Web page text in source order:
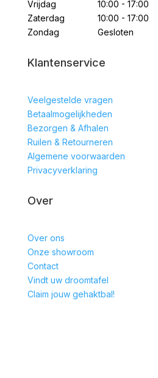
Vrijdag
10:00 - 17:00
Zaterdag
10:00 - 17:00
Zondag
Gesloten
Klantenservice
Veelgestelde vragen
Betaalmogelijkheden
Bezorgen & Afhalen
Ruilen & Retourneren
Algemene voorwaarden
Privacyverklaring
Over
Over ons
Onze showroom
Contact
Vindt uw droomtafel
Claim jouw gehaktbal!